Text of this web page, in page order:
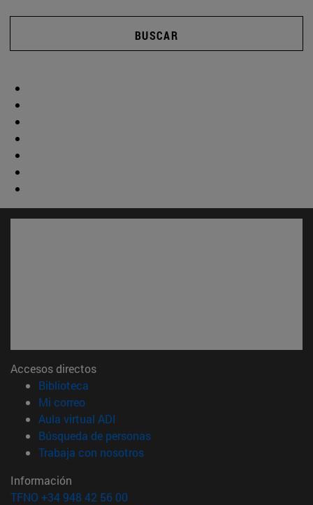
BUSCAR
Accesos directos
Biblioteca
Mi correo(abre en nueva ventana)
Aula virtual ADI
Búsqueda de personas(abre en nueva ventana)
Trabaja con nosotros(abre en nueva ventana)
Información
TFNO +34 948 42 56 00